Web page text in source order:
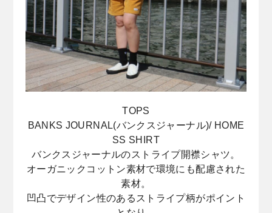
TOPS
BANKS JOURNAL(バンクスジャーナル)/ HOME
SS SHIRT
バンクスジャーナルのストライプ開襟シャツ。
オーガニックコットン素材で環境にも配慮された
素材。
凹凸でデザイン性のあるストライプ柄がポイント